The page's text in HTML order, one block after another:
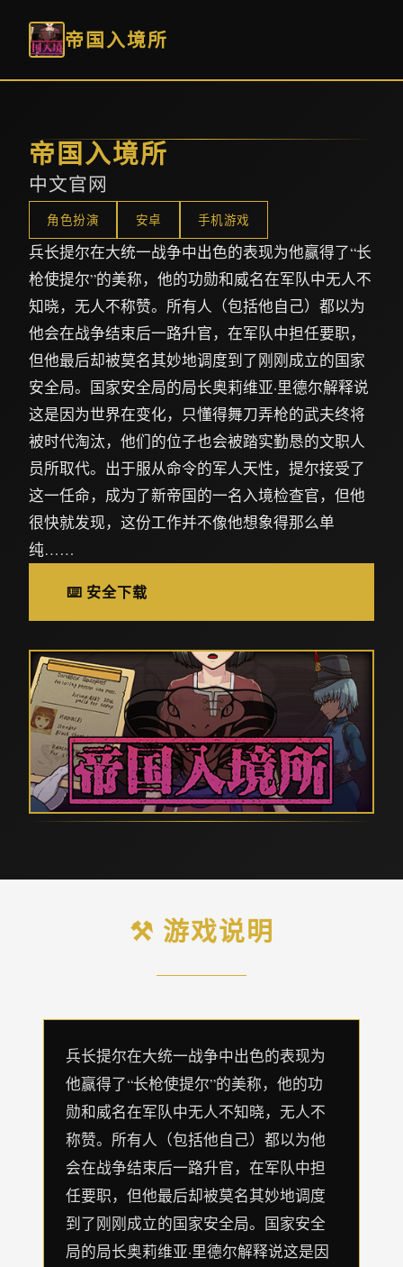
帝国入境所
帝国入境所
中文官网
角色扮演 安卓 手机游戏
兵长提尔在大统一战争中出色的表现为他赢得了“长
枪使提尔”的美称，他的功勋和威名在军队中无人不
知晓，无人不称赞。所有人（包括他自己）都以为
他会在战争结束后一路升官，在军队中担任要职，
但他最后却被莫名其妙地调度到了刚刚成立的国家
安全局。国家安全局的局长奥莉维亚·里德尔解释说
这是因为世界在变化，只懂得舞刀弄枪的武夫终将
被时代淘汰，他们的位子也会被踏实勤恳的文职人
员所取代。出于服从命令的军人天性，提尔接受了
这一任命，成为了新帝国的一名入境检查官，但他
很快就发现，这份工作并不像他想象得那么单
纯……
⌨️ 安全下载
⚒️ 游戏说明
兵长提尔在大统一战争中出色的表现为
他赢得了“长枪使提尔”的美称，他的功
勋和威名在军队中无人不知晓，无人不
称赞。所有人（包括他自己）都以为他
会在战争结束后一路升官，在军队中担
任要职，但他最后却被莫名其妙地调度
到了刚刚成立的国家安全局。国家安全
局的局长奥莉维亚·里德尔解释说这是因